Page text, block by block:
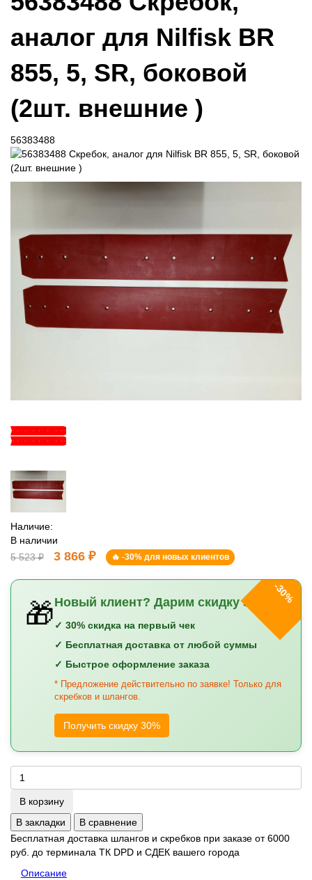
аналог для Nilfisk BR
855, 5, SR, боковой
(2шт. внешние )
56383488
Наличие:
В наличии
5 523 ₽
3 866 ₽ 🔥 -30% для новых клиентов
-30%
🎁Новый клиент? Дарим скидку 30%!
✓ 30% скидка на первый чек
✓ Бесплатная доставка от любой суммы
✓ Быстрое оформление заказа
* Предложение действительно по заявке! Только для
скребков и шлангов.
Получить скидку 30%
В корзину
В закладки
В сравнение
Бесплатная доставка шлангов и скребков при заказе от 6000
руб. до терминала ТК DPD и СДЕК вашего города
Описание